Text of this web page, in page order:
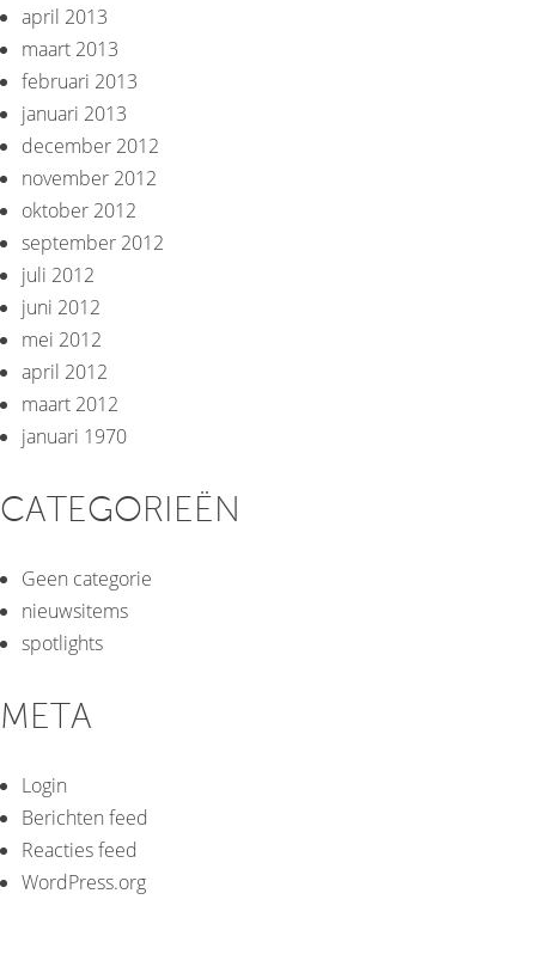
april 2013
maart 2013
februari 2013
januari 2013
december 2012
november 2012
oktober 2012
september 2012
juli 2012
juni 2012
mei 2012
april 2012
maart 2012
januari 1970
CATEGORIEËN
Geen categorie
nieuwsitems
spotlights
META
Login
Berichten feed
Reacties feed
WordPress.org